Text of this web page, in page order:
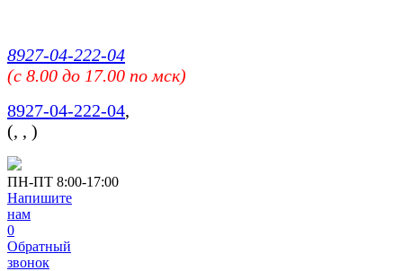
8927-04-222-04
(c 8.00 до 17.00 по мск)
8927-04-222-04,
(, , )
ПН-ПТ 8:00-17:00
Напишите
нам
0
Обратный
звонок